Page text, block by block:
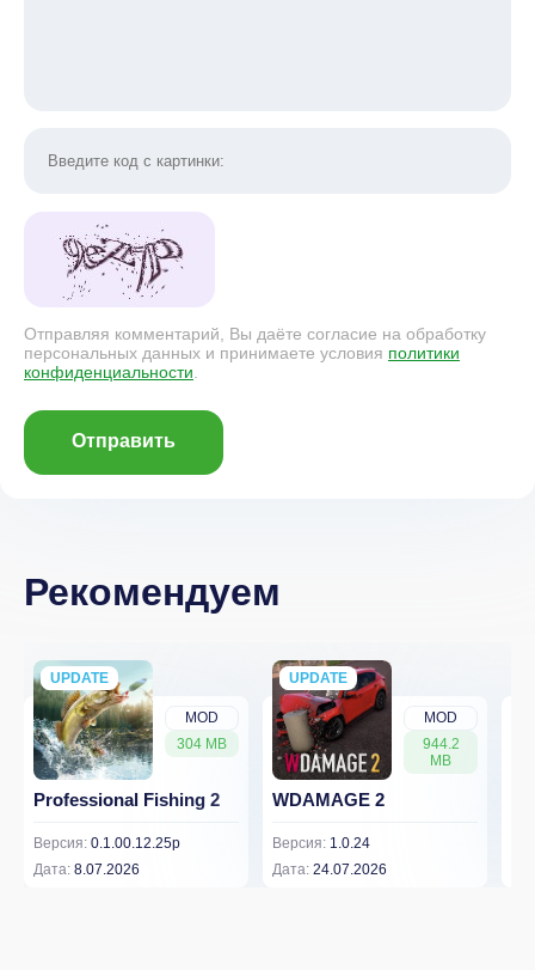
Отправляя комментарий, Вы даёте согласие на обработку
персональных данных и принимаете условия политики
конфиденциальности.
Отправить
Рекомендуем
MOD
304 MB
UPDATE
NEW
Professional Fishing 2
Версия: 0.1.00.12.25p
Дата: 8.07.2026
MOD
944.2
MB
UPDATE
NEW
WDAMAGE 2
Версия: 1.0.24
Дата: 24.07.2026